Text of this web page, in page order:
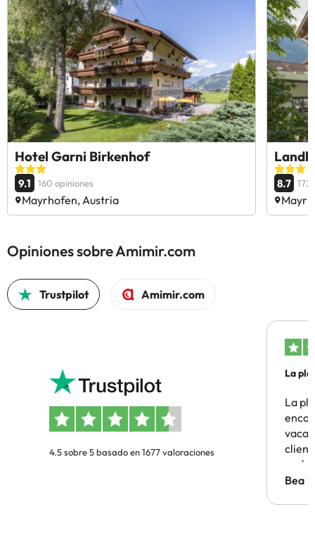
Hotel Garni Birkenhof
9.1 160 opiniones
Mayrhofen, Austria
8.7 173
Opiniones sobre Amimir.com
Trustpilot Amimir.com
4.5 sobre 5 basado en 1677 valoraciones
La
La
Bea